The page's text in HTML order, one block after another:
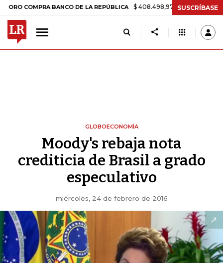
BANCO DE LA REPÚBLICA $ 408.498,97 +$ 8.753,81 +2,19%
SUSCRÍBASE
GLOBOECONOMÍA
Moody's rebaja nota
crediticia de Brasil a grado
especulativo
miércoles, 24 de febrero de 2016